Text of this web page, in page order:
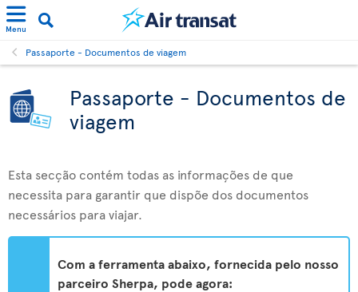
Menu
Passaporte - Documentos de viagem
Passaporte - Documentos de
viagem
Esta secção contém todas as informações de que
necessita para garantir que dispõe dos documentos
necessários para viajar.
Com a ferramenta abaixo, fornecida pelo nosso
parceiro Sherpa, pode agora: